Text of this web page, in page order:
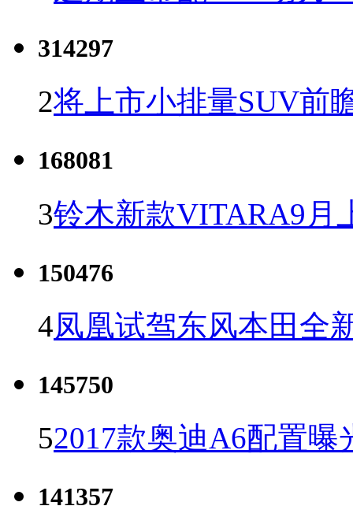
314297
2将上市小排量SUV前
168081
3铃木新款VITARA9月
150476
4凤凰试驾东风本田全
145750
52017款奥迪A6配置曝
141357